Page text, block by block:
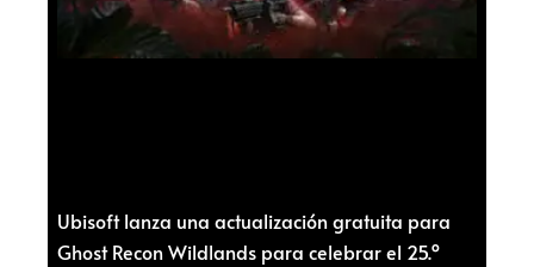
Ubisoft lanza una actualización gratuita para
Ghost Recon Wildlands para celebrar el 25.º